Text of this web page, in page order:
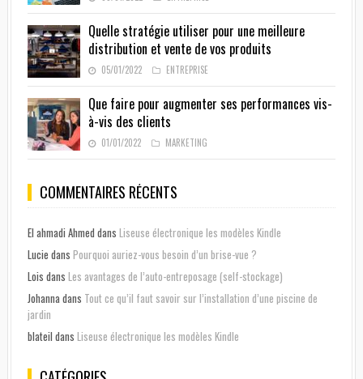
Quelle stratégie utiliser pour une meilleure
distribution et vente de vos produits
05/01/2022 ENTREPRISE
Que faire pour augmenter ses performances vis-
à-vis des clients
01/01/2022 MARKETING
COMMENTAIRES RÉCENTS
El ahmadi Ahmed dans Liseuse électronique les modèles Kindle
Lucie dans Pourquoi auriez-vous besoin d’un brise-vue ?
Lois dans Les avantages de l’auto-entreposage (self-stockage)
Johannadans Tout ce qu’il faut savoir sur l’installation d’une piscine de
jardin
blateil dans Liseuse électronique les modèles Kindle